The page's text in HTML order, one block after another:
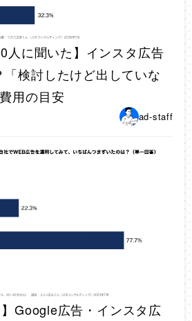
人に聞いた】インスタ広告
検討したけど出していな
用の目安
ad-staff
】Google広告・インスタ広